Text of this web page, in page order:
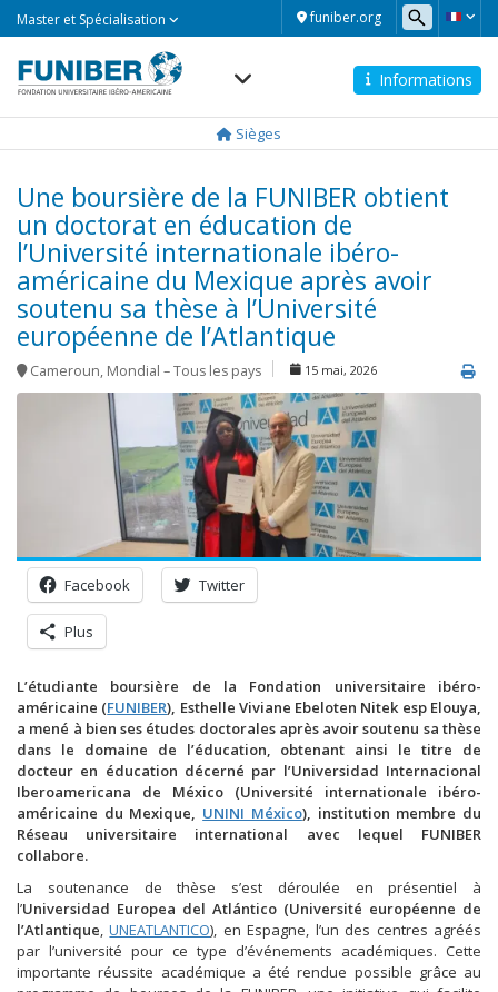
funiber.org
Master et Spécialisation
Informations
Sièges
Une boursière de la FUNIBER obtient
un doctorat en éducation de
l’Université internationale ibéro-
américaine du Mexique après avoir
soutenu sa thèse à l’Université
européenne de l’Atlantique
Cameroun, Mondial – Tous les pays 15 mai, 2026
Facebook Twitter
Plus
L’étudiante boursière de la Fondation universitaire ibéro-
américaine (FUNIBER), Esthelle Viviane Ebeloten Nitek esp Elouya,
a mené à bien ses études doctorales après avoir soutenu sa thèse
dans le domaine de l’éducation, obtenant ainsi le titre de
docteur en éducation décerné par l’Universidad Internacional
Iberoamericana de México (Université internationale ibéro-
américaine du Mexique, UNINI México), institution membre du
Réseau universitaire international avec lequel FUNIBER
collabore.
La soutenance de thèse s’est déroulée en présentiel à
l’Universidad Europea del Atlántico (Université européenne de
l’Atlantique,UNEATLANTICO), en Espagne, l’un des centres agréés
par l’université pour ce type d’événements académiques. Cette
importante réussite académique a été rendue possible grâce au